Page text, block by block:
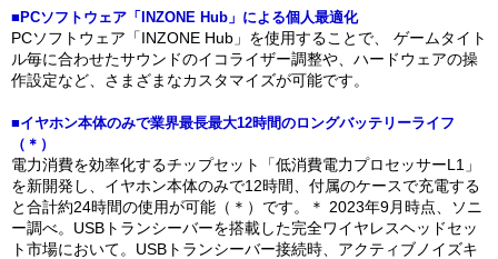
■PCソフトウェア「INZONE Hub」による個人最適化
PCソフトウェア「INZONE Hub」を使用することで、 ゲームタイト
ル毎に合わせたサウンドのイコライザー調整や、ハードウェアの操
作設定など、さまざまなカスタマイズが可能です。
■イヤホン本体のみで業界最長最大12時間のロングバッテリーライフ
（＊）
電力消費を効率化するチップセット「低消費電力プロセッサーL1」
を新開発し、イヤホン本体のみで12時間、付属のケースで充電する
と合計約24時間の使用が可能（＊）です。＊ 2023年9月時点、ソニ
ー調べ。USBトランシーバーを搭載した完全ワイヤレスヘッドセッ
ト市場において。USBトランシーバー接続時、アクティブノイズキ